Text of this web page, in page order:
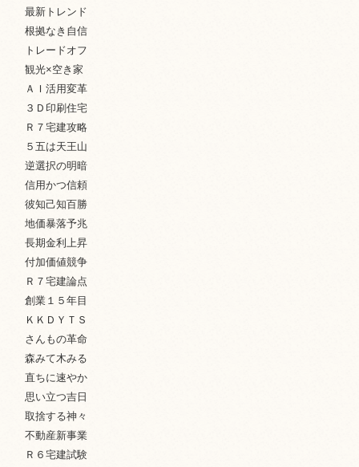
最新トレンド
根拠なき自信
トレードオフ
観光×空き家
ＡＩ活用変革
３Ｄ印刷住宅
Ｒ７宅建攻略
５五は天王山
逆選択の明暗
信用かつ信頼
彼知己知百勝
地価暴落予兆
長期金利上昇
付加価値競争
Ｒ７宅建論点
創業１５年目
ＫＫＤＹＴＳ
さんもの革命
森みて木みる
直ちに速やか
思い立つ吉日
取捨する神々
不動産新事業
Ｒ６宅建試験